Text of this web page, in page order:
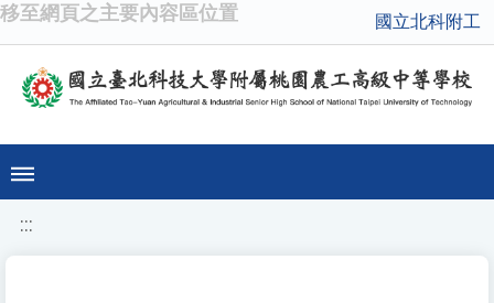
移至網頁之主要內容區位置 國立北科附工
:::